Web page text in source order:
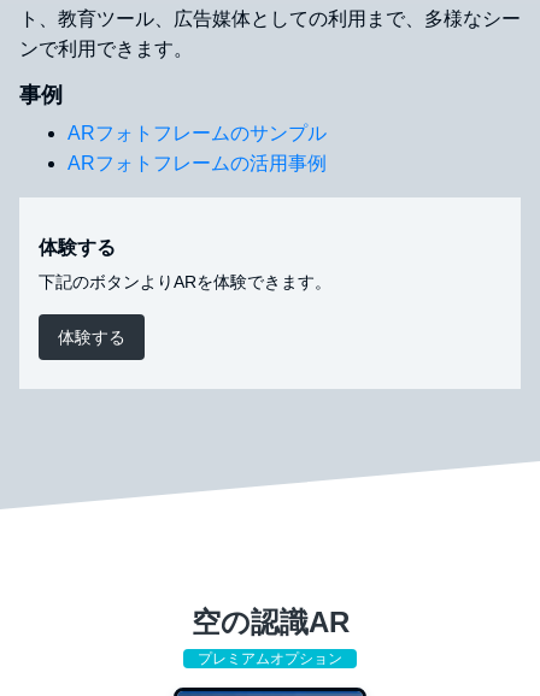
ト、教育ツール、広告媒体としての利用まで、多様なシー
ンで利用できます。
事例
ARフォトフレームのサンプル
ARフォトフレームの活用事例
体験する
下記のボタンよりARを体験できます。
体験する
空の認識AR
プレミアムオプション